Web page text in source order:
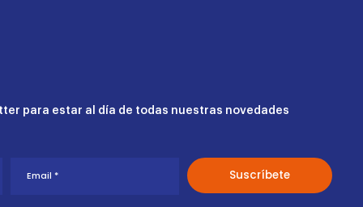
para estar al día de todas nuestras novedades